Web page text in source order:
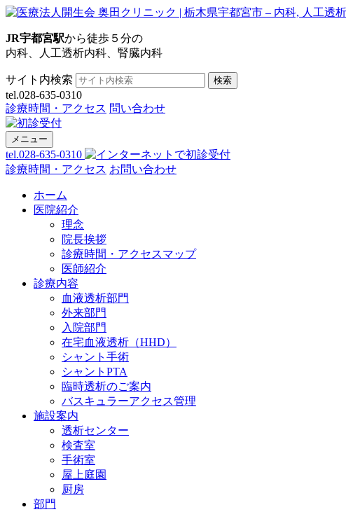
JR宇都宮駅から徒歩５分の
内科、人工透析内科、腎臓内科
サイト内検索 検索
tel.028-635-0310
診療時間・アクセス 問い合わせ
メニュー
tel.028-635-0310
診療時間・アクセス お問い合わせ
ホーム
医院紹介
理念
院長挨拶
診療時間・アクセスマップ
医師紹介
診療内容
血液透析部門
外来部門
入院部門
在宅血液透析（HHD）
シャント手術
シャントPTA
臨時透析のご案内
バスキュラーアクセス管理
施設案内
透析センター
検査室
手術室
屋上庭園
厨房
部門